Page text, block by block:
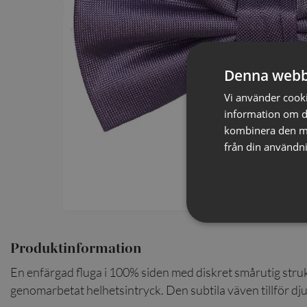
Produktinformation
En enfärgad fluga i 100% siden med diskret smårutig
genomarbetat helhetsintryck. Den subtila väven tillför
Denna
Vi använder
information om
kombinera den
från din